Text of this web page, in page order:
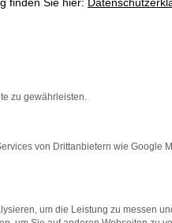
nach
AUDI
einen Audi A4
Kennzeichnend
profitieren Sie von
existieren und stellen
zu gewährleisten.
von Drittanbietern wie Google
um die Leistung zu messen